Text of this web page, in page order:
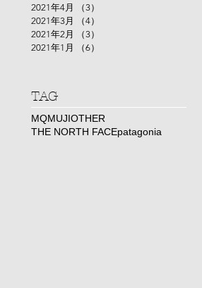
2021年4月
（3）
2021年3月
（4）
2021年2月
（3）
2021年1月
（6）
​TAG
MQMUJIOTHER
THE NORTH FACEpatagonia